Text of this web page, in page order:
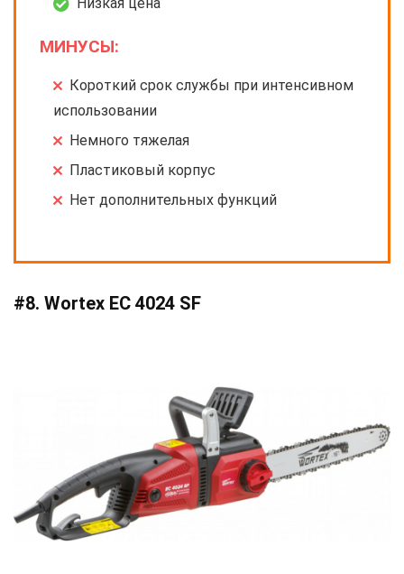
МИНУСЫ:
Короткий срок службы при интенсивном
использовании
Немного тяжелая
Пластиковый корпус
Нет дополнительных функций
#8. Wortex EC 4024 SF